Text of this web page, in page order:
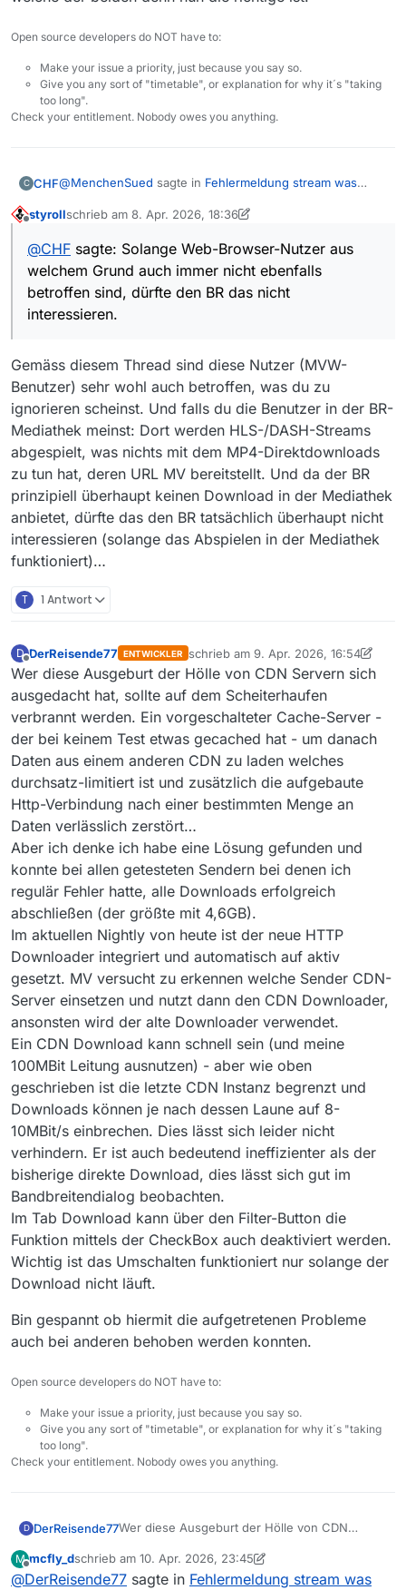
Open source developers do NOT have to:
Make your issue a priority, just because you say so.
Give you any sort of "timetable", or explanation for why it´s "taking
too long".
Check your entitlement. Nobody owes you anything.
C CHF@MenchenSued sagte in Fehlermeldung stream was
auftritt, brauchen wir nicht im MediathekView nach
der Ursache suchen. […]
Wget mit unendlichem Retry scheint ja zu klappen,
so dass man zumindest eine provisorische Lösung
Es ist ja versucht worden, dem Problem mit
Wiederholungsversuchen und Rückfall von HTTP 2 auf 1.1
beizukommen, das klappt eben nur nicht, weil es nicht
„notfalls ewig“ wiederholt und die Abbrüche alle um die 2
Auflösungen und längeren Werken ist eine „Notlösung“ in
Mediathekview meines Erachtens unumgänglich, weil das
Programm zum Herunterladen ansonsten in Richtung
untauglich geht. Solange Web-Browser-Nutzer aus
welchem Grund auch immer nicht ebenfalls betroffen
sind, dürfte den BR das nicht interessieren.
Zum Thema „Wiederholungen“:
Bei der Version 14.0 ist mir aufgefallen, daß bei Filmen,
Server) gelöscht wurden, „ewig“ versucht wurde, den
Film erneut herunterzuladen, sobald nur noch solche
Filme in der Liste standen, kam man dann kaum noch zum
„Dazwischenklicken“, um das abzubrechen und das hat da
noch genervt. Das ist bei der 14.6 nun anders, warum
auch immer, es wird auch bei nicht mehr vorhandener
Quelldatei nicht „ewig“ wiederholt. Ich schätze, daß man
nicht darum herumkommt, „ewige“
Wiederholungsversuche als kleineres Übel erneut
einzuführen.
styrollschrieb am 8. Apr. 2026, 18:36
zuletzt editiert von styroll 4. Aug. 2026, 20:38
@CHF sagte: Solange Web-Browser-Nutzer aus
welchem Grund auch immer nicht ebenfalls
betroffen sind, dürfte den BR das nicht
interessieren.
Gemäss diesem Thread sind diese Nutzer (MVW-
Benutzer) sehr wohl auch betroffen, was du zu
ignorieren scheinst. Und falls du die Benutzer in der BR-
Mediathek meinst: Dort werden HLS-/DASH-Streams
abgespielt, was nichts mit dem MP4-Direktdownloads
zu tun hat, deren URL MV bereitstellt. Und da der BR
prinzipiell überhaupt keinen Download in der Mediathek
anbietet, dürfte das den BR tatsächlich überhaupt nicht
interessieren (solange das Abspielen in der Mediathek
funktioniert)…
T 1 Antwort
D
Offline
DerReisende77 ENTWICKLER schrieb am 9. Apr. 2026, 16:54
zuletzt editiert von DerReisende77
Wer diese Ausgeburt der Hölle von CDN Servern sich
ausgedacht hat, sollte auf dem Scheiterhaufen
verbrannt werden. Ein vorgeschalteter Cache-Server -
der bei keinem Test etwas gecached hat - um danach
Daten aus einem anderen CDN zu laden welches
durchsatz-limitiert ist und zusätzlich die aufgebaute
Http-Verbindung nach einer bestimmten Menge an
Daten verlässlich zerstört…
Aber ich denke ich habe eine Lösung gefunden und
konnte bei allen getesteten Sendern bei denen ich
regulär Fehler hatte, alle Downloads erfolgreich
abschließen (der größte mit 4,6GB).
Im aktuellen Nightly von heute ist der neue HTTP
Downloader integriert und automatisch auf aktiv
gesetzt. MV versucht zu erkennen welche Sender CDN-
Server einsetzen und nutzt dann den CDN Downloader,
ansonsten wird der alte Downloader verwendet.
Ein CDN Download kann schnell sein (und meine
100MBit Leitung ausnutzen) - aber wie oben
geschrieben ist die letzte CDN Instanz begrenzt und
Downloads können je nach dessen Laune auf 8-
10MBit/s einbrechen. Dies lässt sich leider nicht
verhindern. Er ist auch bedeutend ineffizienter als der
bisherige direkte Download, dies lässt sich gut im
Bandbreitendialog beobachten.
Im Tab Download kann über den Filter-Button die
Funktion mittels der CheckBox auch deaktiviert werden.
Wichtig ist das Umschalten funktioniert nur solange der
Download nicht läuft.
Bin gespannt ob hiermit die aufgetretenen Probleme
auch bei anderen behoben werden konnten.
Open source developers do NOT have to:
Make your issue a priority, just because you say so.
Give you any sort of "timetable", or explanation for why it´s "taking
too long".
Check your entitlement. Nobody owes you anything.
D DerReisende77Wer diese Ausgeburt der Hölle von CDN
Scheiterhaufen verbrannt werden. Ein
vorgeschalteter Cache-Server - der bei keinem
Bin gespannt ob hiermit die aufgetretenen
Probleme auch bei anderen behoben werden
M
Offline
mcfly_dschrieb am 10. Apr. 2026, 23:45
zuletzt editiert von mcfly_d4. Nov. 2026, 01:46
@DerReisende77 sagte in Fehlermeldung stream was